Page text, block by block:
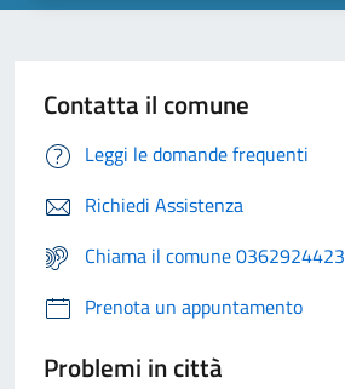
Contatta il comune
Leggi le domande frequenti
Richiedi Assistenza
Chiama il comune 0362924423
Prenota un appuntamento
Problemi in città